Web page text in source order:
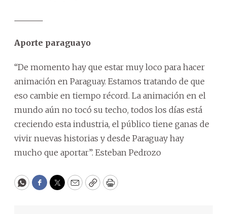
............................
Aporte paraguayo
“De momento hay que estar muy loco para hacer
animación en Paraguay. Estamos tratando de que
eso cambie en tiempo récord. La animación en el
mundo aún no tocó su techo, todos los días está
creciendo esta industria, el público tiene ganas de
vivir nuevas historias y desde Paraguay hay
mucho que aportar”. Esteban Pedrozo
WhatsApp
Facebook
Twitter
EmailCopyPrint